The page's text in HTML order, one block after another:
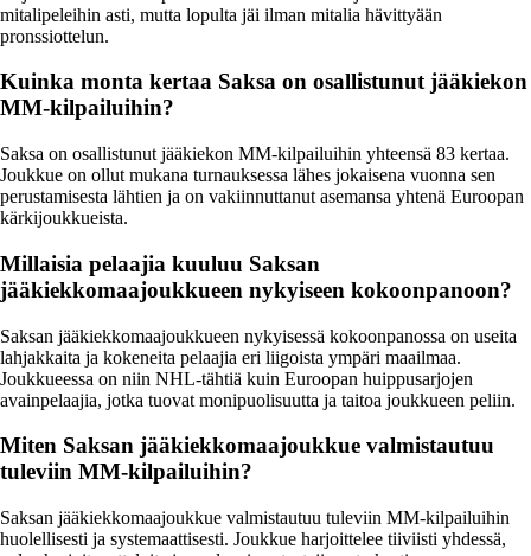
mitalipeleihin asti, mutta lopulta jäi ilman mitalia hävittyään
pronssiottelun.
Kuinka monta kertaa Saksa on osallistunut jääkiekon
MM-kilpailuihin?
Saksa on osallistunut jääkiekon MM-kilpailuihin yhteensä 83 kertaa.
Joukkue on ollut mukana turnauksessa lähes jokaisena vuonna sen
perustamisesta lähtien ja on vakiinnuttanut asemansa yhtenä Euroopan
kärkijoukkueista.
Millaisia pelaajia kuuluu Saksan
jääkiekkomaajoukkueen nykyiseen kokoonpanoon?
Saksan jääkiekkomaajoukkueen nykyisessä kokoonpanossa on useita
lahjakkaita ja kokeneita pelaajia eri liigoista ympäri maailmaa.
Joukkueessa on niin NHL-tähtiä kuin Euroopan huippusarjojen
avainpelaajia, jotka tuovat monipuolisuutta ja taitoa joukkueen peliin.
Miten Saksan jääkiekkomaajoukkue valmistautuu
tuleviin MM-kilpailuihin?
Saksan jääkiekkomaajoukkue valmistautuu tuleviin MM-kilpailuihin
huolellisesti ja systemaattisesti. Joukkue harjoittelee tiiviisti yhdessä,